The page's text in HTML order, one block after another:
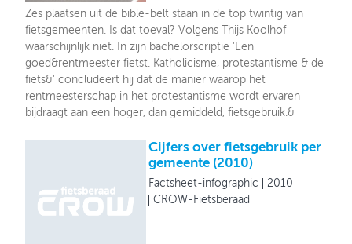
Zes plaatsen uit de bible-belt staan in de top twintig van
fietsgemeenten. Is dat toeval? Volgens Thijs Koolhof
waarschijnlijk niet. In zijn bachelorscriptie 'Een
goed&rentmeester fietst. Katholicisme, protestantisme & de
fiets&' concludeert hij dat de manier waarop het
rentmeesterschap in het protestantisme wordt ervaren
bijdraagt aan een hoger, dan gemiddeld, fietsgebruik.&
Cijfers over fietsgebruik per
gemeente (2010)
Factsheet-infographic
2010
CROW-Fietsberaad